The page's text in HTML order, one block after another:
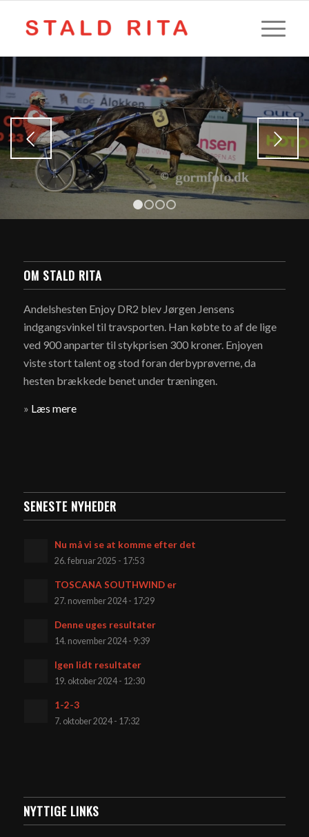
Næste
OM STALD RITA
Andelshesten Enjoy DR2 blev Jørgen Jensens
indgangsvinkel til travsporten. Han købte to af de lige
ved 900 anparter til stykprisen 300 kroner. Enjoyen
viste stort talent og stod foran derbyprøverne, da
hesten brækkede benet under træningen.
» Læs mere
SENESTE NYHEDER
Nu må vi se at komme efter det
26. februar 2025 - 17:53
TOSCANA SOUTHWIND er
27. november 2024 - 17:29
Denne uges resultater
14. november 2024 - 9:39
Igen lidt resultater
19. oktober 2024 - 12:30
1-2-3
7. oktober 2024 - 17:32
NYTTIGE LINKS